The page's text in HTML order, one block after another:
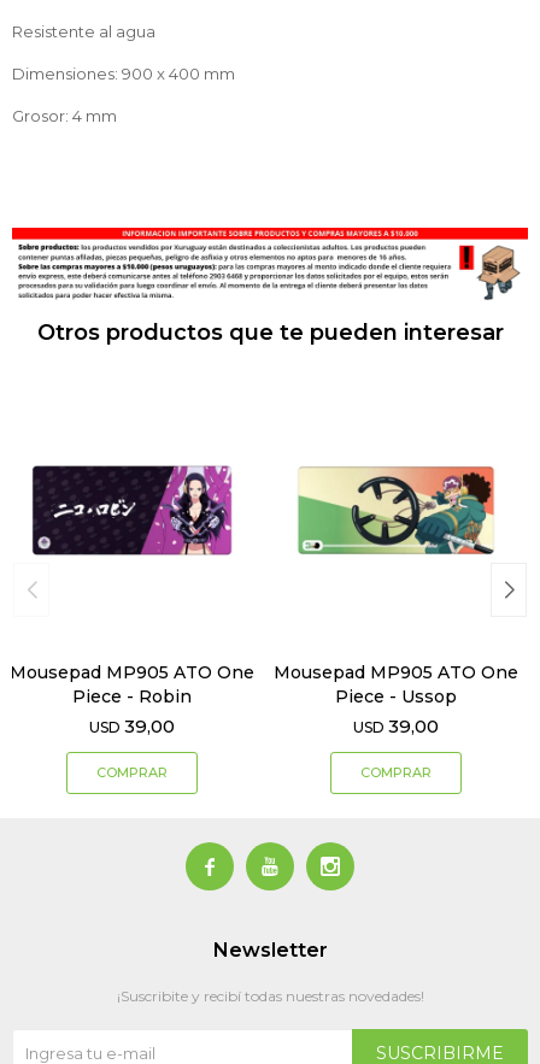
Resistente al agua
Dimensiones: 900 x 400 mm
Grosor: 4 mm
Otros productos que te pueden interesar
Mousepad MP905 ATO One
Piece - Robin
USD 39,00
Mousepad MP905 ATO One
Piece - Ussop
USD 39,00
  
Newsletter
¡Suscribite y recibí todas nuestras novedades!
SUSCRIBIRME